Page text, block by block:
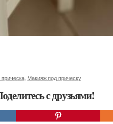
Макияж под прическу
с друзьями!